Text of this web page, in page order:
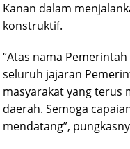
Kanan dalam
konstruktif.
“Atas nama
seluruh jajaran
masyarakat yang terus
daerah. Semoga
mendatang”,